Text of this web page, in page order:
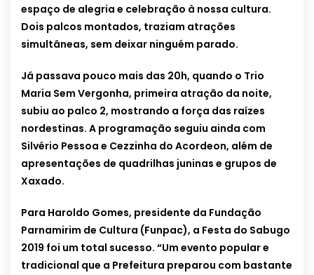
espaço de alegria e celebração à nossa cultura.
Dois palcos montados, traziam atrações
simultâneas, sem deixar ninguém parado.
Já passava pouco mais das 20h, quando o Trio
Maria Sem Vergonha, primeira atração da noite,
subiu ao palco 2, mostrando a força das raízes
nordestinas. A programação seguiu ainda com
Silvério Pessoa e Cezzinha do Acordeon, além de
apresentações de quadrilhas juninas e grupos de
Xaxado.
Para Haroldo Gomes, presidente da Fundação
Parnamirim de Cultura (Funpac), a Festa do Sabugo
2019 foi um total sucesso. “Um evento popular e
tradicional que a Prefeitura preparou com bastante